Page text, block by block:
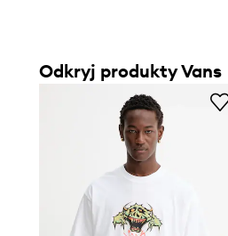
Odkryj produkty Vans